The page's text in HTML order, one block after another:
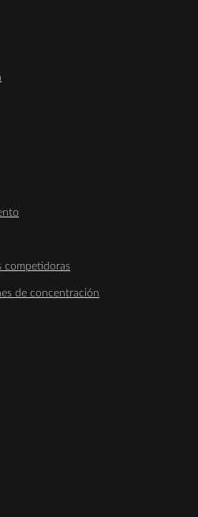
competidoras
de concentración